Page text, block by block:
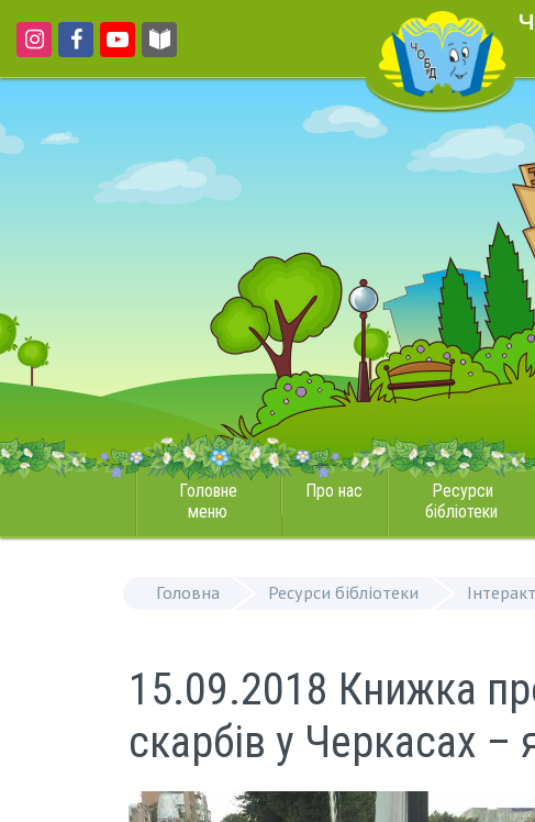
Головне
меню
Про нас
Ресурси
бібліотеки
Головна Ресурси бібліотеки
15.09.2018 Книжка
скарбів у Черкасах